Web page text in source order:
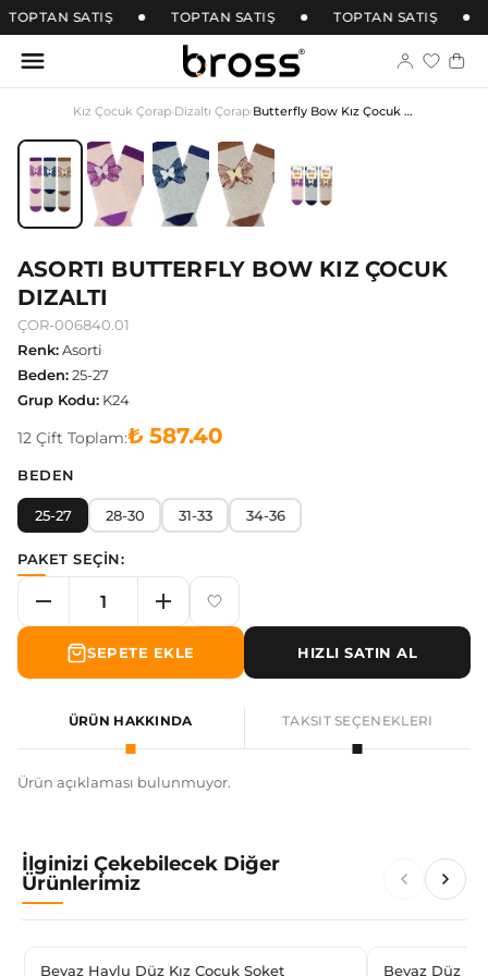
TOPTAN SATIŞ TOPTAN SATIŞ TOPTAN SATIŞ
Kız Çocuk Çorap›Dizaltı Çorap› Butterfly Bow Kız Çocuk Dizaltı
ASORTI BUTTERFLY BOW KIZ ÇOCUK
DIZALTI
ÇOR-006840.01
Renk:Asorti
Beden:25-27
Grup Kodu: K24
12 Çift Toplam:₺ 587.40
BEDEN
25-27 28-30 31-33 34-36
PAKET SEÇİN:
SEPETE EKLE HIZLI SATIN AL
ÜRÜN HAKKINDA TAKSIT SEÇENEKLERI
Ürün açıklaması bulunmuyor.
İlginizi Çekebilecek Diğer
Ürünlerimiz
Beyaz Havlu Düz Kız Çocuk Soket Beyaz Düz